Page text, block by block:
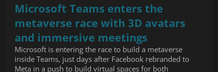
Microsoft Teams enters the
metaverse race with 3D avatars
and immersive meetings
Microsoft is entering the race to build a metaverse
inside Teams, just days after Facebook rebranded to
Meta in a push to build virtual spaces for both